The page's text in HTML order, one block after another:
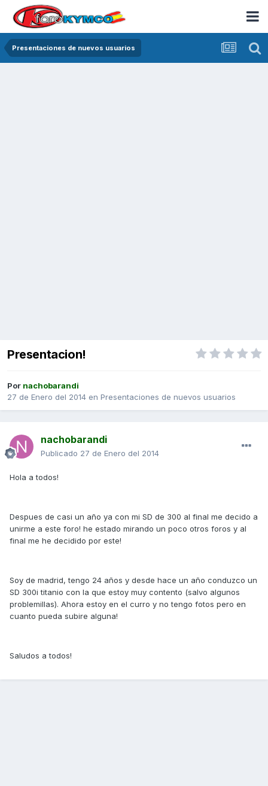
Presentaciones de nuevos usuarios
Presentacion!
Por nachobarandi
27 de Enero del 2014 en Presentaciones de nuevos usuarios
nachobarandi
Publicado 27 de Enero del 2014
Hola a todos!
Despues de casi un año ya con mi SD de 300 al final me decido a
unirme a este foro! he estado mirando un poco otros foros y al
final me he decidido por este!
Soy de madrid, tengo 24 años y desde hace un año conduzco un
SD 300i titanio con la que estoy muy contento (salvo algunos
problemillas). Ahora estoy en el curro y no tengo fotos pero en
cuanto pueda subire alguna!
Saludos a todos!